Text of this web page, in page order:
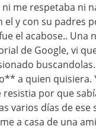
me respetaba ni
y con su padres
el acabose.. Una
de Google, vi
a quien quisiera.
por que
varios días de
a casa de una